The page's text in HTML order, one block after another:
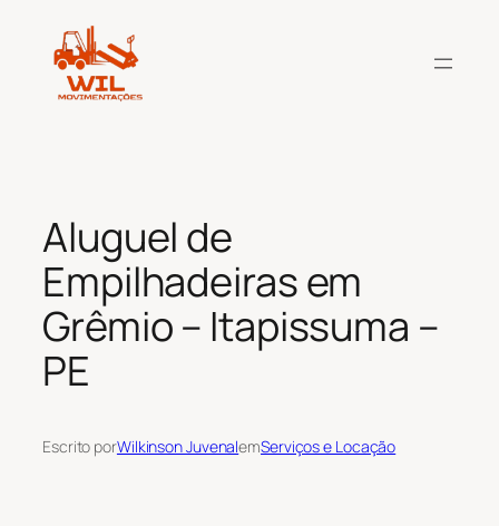
conteúdo
Aluguel de
Empilhadeiras em
Grêmio – Itapissuma –
PE
Escrito porWilkinson JuvenalemServiços e Locação